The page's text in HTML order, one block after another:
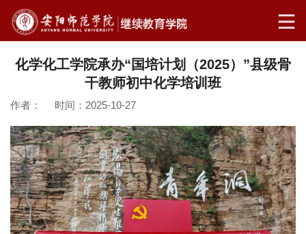
化学化工学院承办“国培计划（2025）”县级骨
干教师初中化学培训班
作者： 时间：2025-10-27